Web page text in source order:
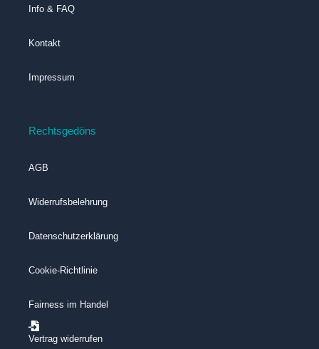
Info & FAQ
Kontakt
Impressum
Rechtsgedöns
AGB
Widerrufsbelehrung
Datenschutzerklärung
Cookie-Richtlinie
Fairness im Handel
Vertrag widerrufen